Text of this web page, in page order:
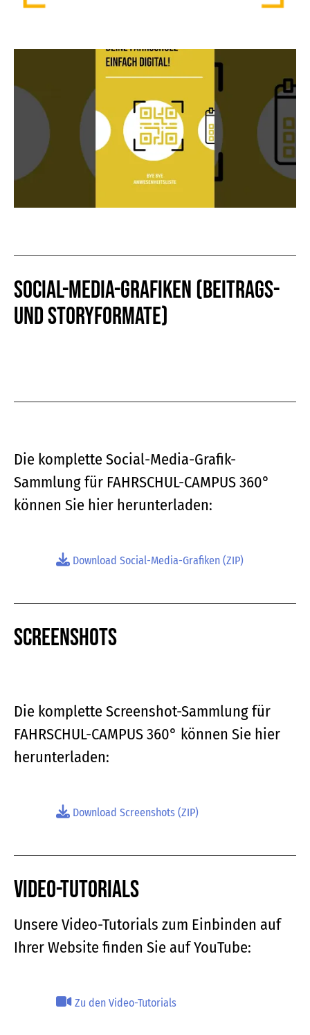
Social-Media-Grafiken (Beitrags-
und Storyformate)
Die komplette Social-Media-Grafik-
Sammlung für FAHRSCHUL-CAMPUS 360°
können Sie hier herunterladen:
Download Social-Media-Grafiken (ZIP)
Screenshots
Die komplette Screenshot-Sammlung für
FAHRSCHUL-CAMPUS 360° können Sie hier
herunterladen:
Download Screenshots (ZIP)
Video-Tutorials
Unsere Video-Tutorials zum Einbinden auf
Ihrer Website finden Sie auf YouTube:
Zu den Video-Tutorials